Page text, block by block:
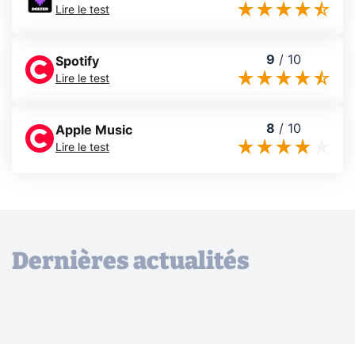
Lire le test
Spotify
Lire le test
9 / 10
Apple Music
Lire le test
8 / 10
Dernières actualités